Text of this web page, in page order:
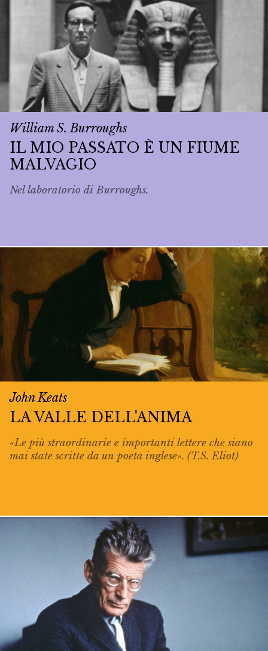
William S. Burroughs
IL MIO PASSATO È UN FIUME
MALVAGIO
Nel laboratorio di Burroughs.
John Keats
LA VALLE DELL'ANIMA
«Le più straordinarie e importanti lettere che siano
mai state scritte da un poeta inglese». (T.S. Eliot)